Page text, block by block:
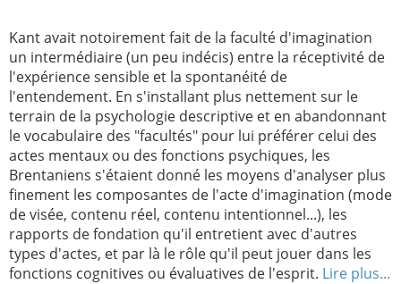
Kant avait notoirement fait de la faculté d'imagination
un intermédiaire (un peu indécis) entre la réceptivité de
l'expérience sensible et la spontanéité de
l'entendement. En s'installant plus nettement sur le
terrain de la psychologie descriptive et en abandonnant
le vocabulaire des "facultés" pour lui préférer celui des
actes mentaux ou des fonctions psychiques, les
Brentaniens s'étaient donné les moyens d'analyser plus
finement les composantes de l'acte d'imagination (mode
de visée, contenu réel, contenu intentionnel...), les
rapports de fondation qu'il entretient avec d'autres
types d'actes, et par là le rôle qu'il peut jouer dans les
fonctions cognitives ou évaluatives de l'esprit. Lire plus...